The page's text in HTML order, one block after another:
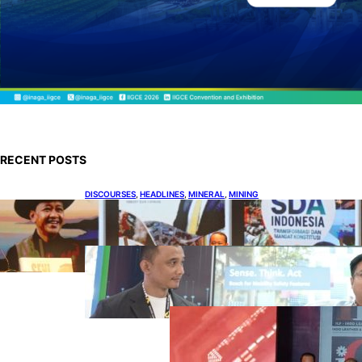
RECENT POSTS
DISCOURSES HEADLINES MINERAL MINING
Bahlil Luncurkan 10 Buku Rekam Jejak
Kepemimpinan dan Kebijakan
HEADLINES, TECHNOLOGY
Teknologi Keselamatan, Penentu
Baru Persaingan Industri
Otomotif
DOWNSTREAM
HEADLINES
Terbuka, Peluang
Usaha bagi IKM